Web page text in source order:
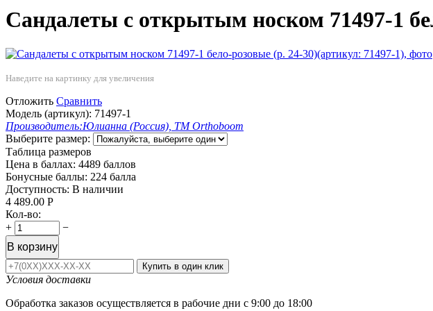
Сандалеты с открытым носком 71497-1
Наведите на картинку для увеличения
Отложить Сравнить
Модель (артикул): 71497-1
Производитель:Юлианна (Россия), ТМ Orthoboom
Выберите размер:
Таблица размеров
Цена в баллах: 4489 баллов
Бонусные баллы: 224 балла
Доступность: В наличии
4 489.00 Р
Кол-во:
+
−
В корзину
Купить в один клик
Условия доставки
Обработка заказов осуществляется в рабочие дни с 9:00 до 18:00